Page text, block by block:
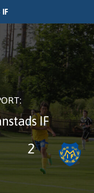
IF
IF
2